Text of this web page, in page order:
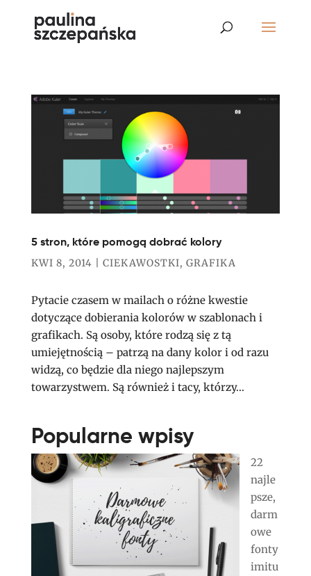
5 stron, które pomogą dobrać kolory
KWI 8, 2014 CIEKAWOSTKI, GRAFIKA
Pytacie czasem w mailach o różne kwestie
dotyczące dobierania kolorów w szablonach i
grafikach. Są osoby, które rodzą się z tą
umiejętnością – patrzą na dany kolor i od razu
widzą, co będzie dla niego najlepszym
towarzystwem. Są również i tacy, którzy...
Popularne wpisy
22
najle
psze,
darm
owe
fonty
imitu